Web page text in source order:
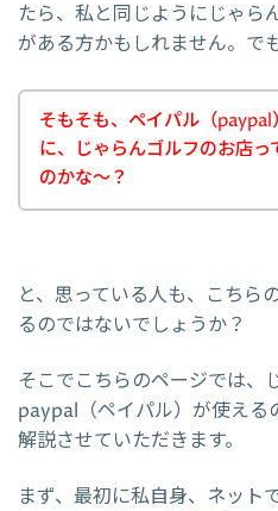
たら、私と同じようにじゃら
がある方かもしれません。で
そもそも、ペイパル（
に、じゃらんゴルフのお店っ
のかな～？
と、思っている人も、こちら
るのではないでしょうか？
そこでこちらのページでは、
paypal（ペイパル）が使える
解説させていただきます。
まず、最初に私自身、ネット